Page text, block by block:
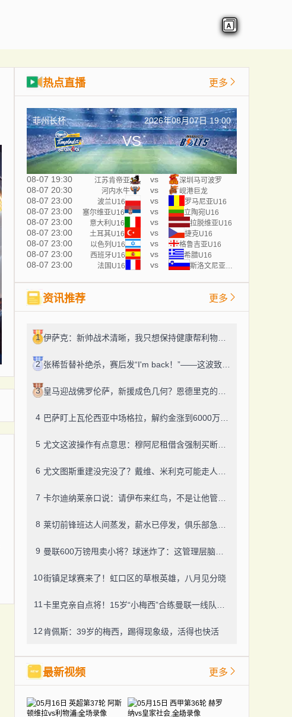
热点直播 更多
菲州长杯 2026年08月07日 19:00
VS
08-07 19:30 江苏肯帝亚 vs 深圳马可波罗
08-07 20:30 河内水牛 vs 岘港巨龙
08-07 23:00 波兰U16 vs 罗马尼亚U16
08-07 23:00 塞尔维亚U16 vs 立陶宛U16
08-07 23:00 意大利U16 vs 拉脱维亚U16
08-07 23:00 土耳其U16 vs 捷克U16
08-07 23:00 以色列U16 vs 格鲁吉亚U16
08-07 23:00 西班牙U16 vs 希腊U16
08-07 23:00 法国U16 vs
资讯推荐 更多
1
2
3
4
5
6
7
8
9
10街镇足球赛来了！虹口区的草根英雄，八月见分晓
11
12肯佩斯：39岁的梅西，踢得现象级，活得也快活
最新视频 更多